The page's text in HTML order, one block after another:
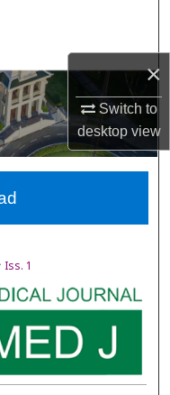
×
Switch to
desktopview
Network™
Iss. 1